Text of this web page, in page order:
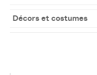
Décors et costumes